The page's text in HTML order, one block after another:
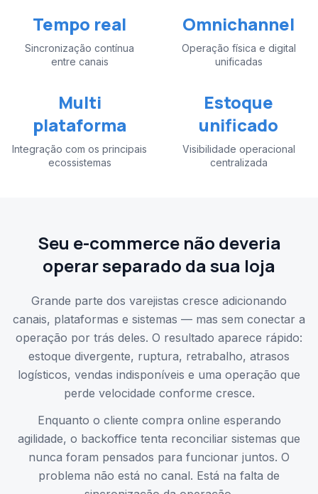
Tempo real
Sincronização contínua
entre canais
Omnichannel
Operação física e digital
unificadas
Multi
plataforma
Integração com os principais
ecossistemas
Estoque
unificado
Visibilidade operacional
centralizada
Seu e-commerce não deveria
operar separado da sua loja
Grande parte dos varejistas cresce adicionando
canais, plataformas e sistemas — mas sem conectar a
operação por trás deles. O resultado aparece rápido:
estoque divergente, ruptura, retrabalho, atrasos
logísticos, vendas indisponíveis e uma operação que
perde velocidade conforme cresce.
Enquanto o cliente compra online esperando
agilidade, o backoffice tenta reconciliar sistemas que
nunca foram pensados para funcionar juntos. O
problema não está no canal. Está na falta de